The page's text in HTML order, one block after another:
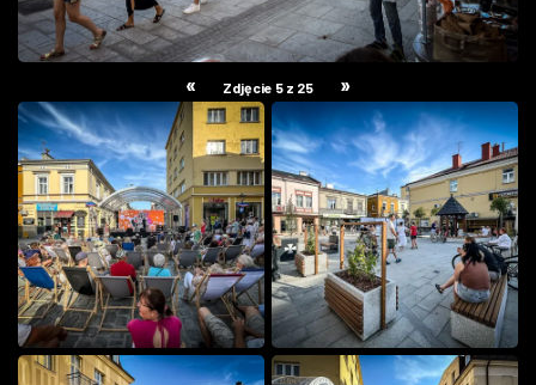
« Zdjęcie 5 z 25 »